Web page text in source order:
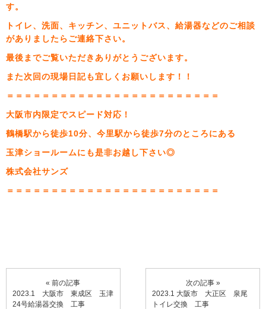
す。
トイレ、洗面、キッチン、ユニットバス、給湯器などのご相談
がありましたらご連絡下さい。
最後までご覧いただきありがとうございます。
また次回の現場日記も宜しくお願いします！！
＝＝＝＝＝＝＝＝＝＝＝＝＝＝＝＝＝＝＝＝＝＝＝＝
大阪市内限定でスピード対応！
鶴橋駅から徒歩10分、今里駅から徒歩7分のところにある
玉津ショールームにも是非お越し下さい◎
株式会社サンズ
＝＝＝＝＝＝＝＝＝＝＝＝＝＝＝＝＝＝＝＝＝＝＝＝
« 前の記事
2023.1 大阪市 東成区 玉津
24号給湯器交換 工事
次の記事 »
2023.1 大阪市 大正区 泉尾
トイレ交換 工事